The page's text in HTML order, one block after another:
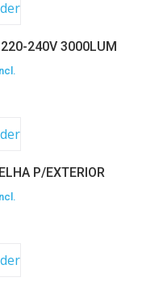
240V 3000LUM
P/EXTERIOR